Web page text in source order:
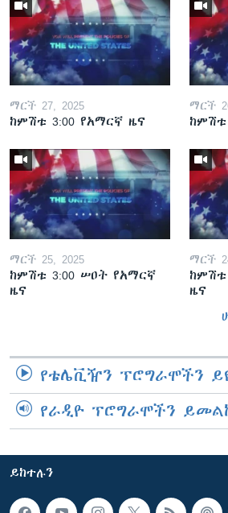
ማርች 27, 2025
ከምሽቱ 3:00 የአማርኛ ዜና
ማርች
ከምሽቱ
ማርች 25, 2025
ከምሽቱ 3:00 ሠዐት የአማርኛ
ዜና
ማርች
ከምሽቱ
ዜና
የቴሌቪዥን ፕሮግራሞችን
የራዲዮ ፕሮግራሞችን
ይከተሉን